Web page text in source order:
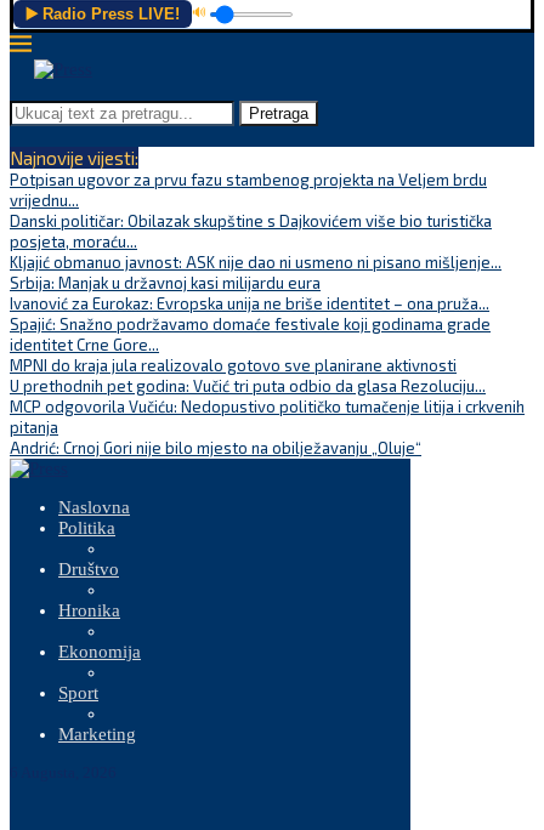
▶️ Radio Press LIVE! 🔊
Pretraga
Najnovije vijesti:
Potpisan ugovor za prvu fazu stambenog projekta na Veljem brdu
vrijednu...
Danski političar: Obilazak skupštine s Dajkovićem više bio turistička
posjeta, moraću...
Kljajić obmanuo javnost: ASK nije dao ni usmeno ni pisano mišljenje...
Srbija: Manjak u državnoj kasi milijardu eura
Ivanović za Eurokaz: Evropska unija ne briše identitet – ona pruža...
Spajić: Snažno podržavamo domaće festivale koji godinama grade
identitet Crne Gore...
MPNI do kraja jula realizovalo gotovo sve planirane aktivnosti
U prethodnih pet godina: Vučić tri puta odbio da glasa Rezoluciju...
MCP odgovorila Vučiću: Nedopustivo političko tumačenje litija i crkvenih
pitanja
Andrić: Crnoj Gori nije bilo mjesto na obilježavanju „Oluje“
Naslovna
Politika
Društvo
Hronika
Ekonomija
Sport
Marketing